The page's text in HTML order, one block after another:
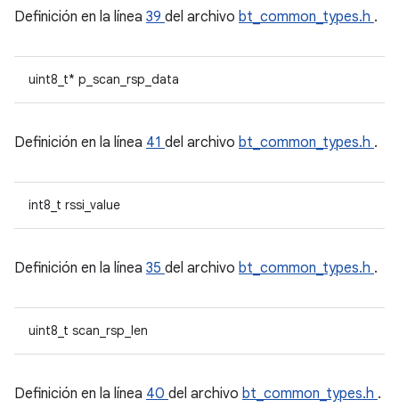
Definición en la línea 39 del archivo bt_common_types.h .
uint8_t* p_scan_rsp_data
Definición en la línea 41 del archivo bt_common_types.h .
int8_t rssi_value
Definición en la línea 35 del archivo bt_common_types.h .
uint8_t scan_rsp_len
Definición en la línea 40 del archivo bt_common_types.h .